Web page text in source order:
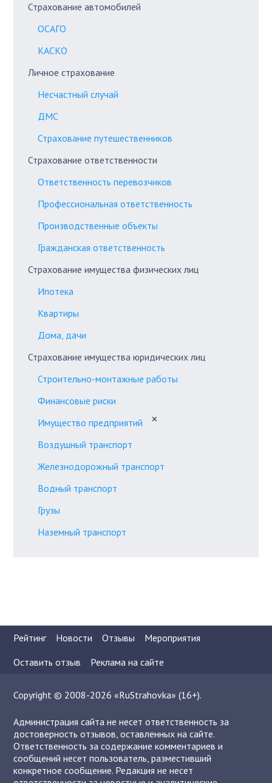
Страхование автомобилей
ОСАГО
КАСКО
Личное страхование
Несчастный случай
ДМС
Страхование путешественников
Страхование ответственности
Ответственность перевозчиков
Профессиональная ответственность
Производственные объекты
Гражданская ответственность
Страхование имущества физических лиц
Ипотека
Квартиры
Дома, дачи
Страхование имущества юридических лиц
Строительно-монтажные работы
Финансовые риски
Имущество предприятий
✕
Воздушный транспорт
Железнодорожный транспорт
Водный транспорт
Грузы
Наземный транспорт
Рейтинг Новости Отзывы
Мероприятия
Оставить отзыв
Реклама на сайте
Copyright © 2008-2026 «RuStrahovka» (16+).
Администрация сайта не несет ответственность за
достоверность отзывов, оставленных на сайте.
Ответственность за содержание комментариев и
сообщений несет пользователь, разместивший
конкретное сообщение. Редакция не несет